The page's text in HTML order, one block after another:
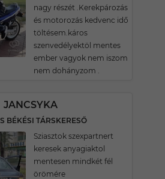
nagy részét .Kerekpározás
és motorozás kedvenc idő
töltésem.káros
szenvedélyektöl mentes
ember vagyok nem iszom
nem dohányzom .
JANCSYKA
BÉKÉSI TÁRSKERESŐ
Sziasztok szexpartnert
keresek anyagiaktol
mentesen mindkét fél
örömére